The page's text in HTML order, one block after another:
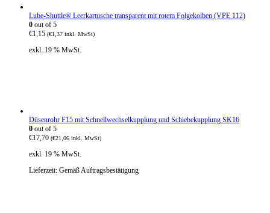
Lube-Shuttle® Leerkartusche transparent mit rotem Folgekolben (VPE 112)
0 out of 5
€1,15 (€1,37 inkl. MwSt)
exkl. 19 % MwSt.
Düsenrohr F15 mit Schnellwechselkupplung und Schiebekupplung SK16
0 out of 5
€17,70 (€21,06 inkl. MwSt)
exkl. 19 % MwSt.
Lieferzeit: Gemäß Auftragsbestätigung